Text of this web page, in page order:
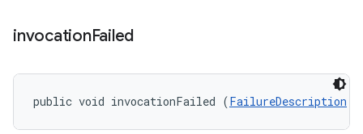
invocationFailed
public void invocationFailed (FailureDescription